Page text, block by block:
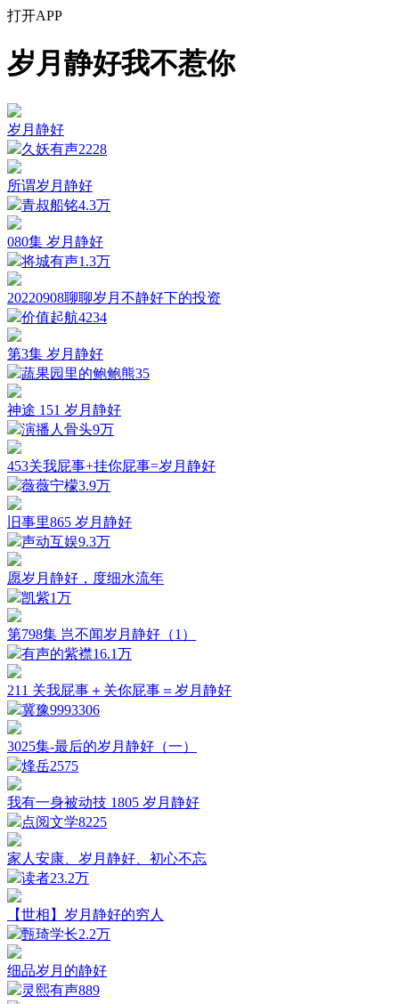
打开APP
岁月静好我不惹你
岁月静好
久妖有声2228
所谓岁月静好
青叔船铭4.3万
080集 岁月静好
将城有声1.3万
20220908聊聊岁月不静好下的投资
价值起航4234
第3集 岁月静好
蔬果园里的鲍鲍熊35
神途 151 岁月静好
演播人骨头9万
453关我屁事+挂你屁事=岁月静好
薇薇宁檬3.9万
旧事里865 岁月静好
声动互娱9.3万
愿岁月静好，度细水流年
凯紫1万
第798集 岂不闻岁月静好（1）
有声的紫襟16.1万
211 关我屁事＋关你屁事＝岁月静好
冀豫9993306
3025集-最后的岁月静好（一）
烽岳2575
我有一身被动技 1805 岁月静好
点阅文学8225
家人安康、岁月静好、初心不忘
读者23.2万
【世相】岁月静好的穷人
甄琦学长2.2万
细品岁月的静好
灵熙有声889